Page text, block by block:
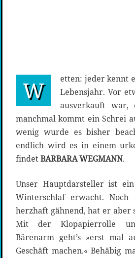
W
etten: jeder kennt
Lebensjahr. Vor
ausverkauft
manchmal kommt ein Schrei
wenig wurde es bisher
endlich wird es in einem
findetBARBARA WEGMANN.
Unser Hauptdarsteller ist
Winterschlaf erwacht. Noch
herzhaft gähnend, hat er aber
Mit der Klopapierrolle
Bärenarm geht’s »erst mal
Geschäft machen.« Behäbig